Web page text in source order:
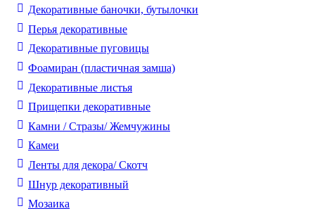
Декоративные баночки, бутылочки
Перья декоративные
Декоративные пуговицы
Фоамиран (пластичная замша)
Декоративные листья
Прищепки декоративные
Камни / Cтразы/ Жемчужины
Камеи
Ленты для декора/ Скотч
Шнур декоративный
Мозаика